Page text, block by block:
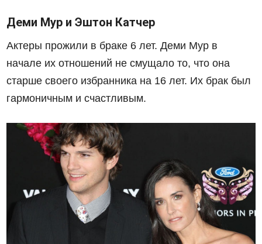
Деми Мур и Эштон Катчер
Актеры прожили в браке 6 лет. Деми Мур в
начале их отношений не смущало то, что она
старше своего избранника на 16 лет. Их брак был
гармоничным и счастливым.